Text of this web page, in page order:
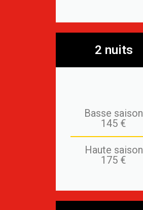
2 nuits
Basse saison
145 €
Haute saison
175 €